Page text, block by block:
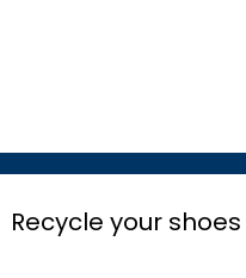
Recycle your shoes